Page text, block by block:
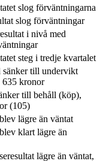
slog förväntningarna
slog förväntningar
i nivå med
steg i tredje kvartalet
sänker till undervikt
635 kronor
till behåll (köp),
(105)
lägre än väntat
klart lägre än
lägre än väntat,